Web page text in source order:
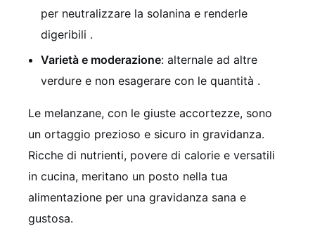
per neutralizzare la solanina e renderle
digeribili .
Varietà e moderazione: alternale ad altre
verdure e non esagerare con le quantità .
Le melanzane, con le giuste accortezze, sono
un ortaggio prezioso e sicuro in gravidanza.
Ricche di nutrienti, povere di calorie e versatili
in cucina, meritano un posto nella tua
alimentazione per una gravidanza sana e
gustosa.